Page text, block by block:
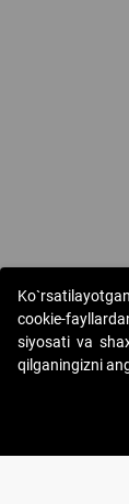
Copyright ©
tashkil etish"
cookie-
siyosati va
qilganingizni